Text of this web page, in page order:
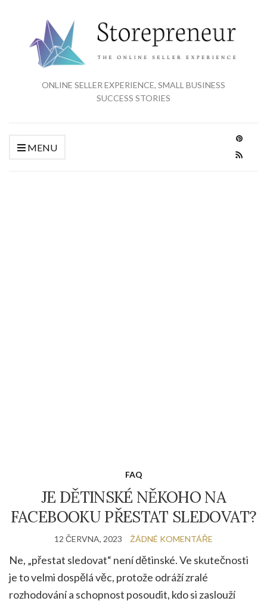
ONLINE SELLER EXPERIENCE, SMALL BUSINESS
SUCCESS STORIES
MENU
FAQ
JE DĚTINSKÉ NĚKOHO NA
FACEBOOKU PŘESTAT SLEDOVAT?
12 ČERVNA, 2023 ŽÁDNÉ KOMENTÁŘE
Ne, „přestat sledovat“ není dětinské. Ve skutečnosti
je to velmi dospělá věc, protože odráží zralé
rozhodování a schopnost posoudit, kdo si zaslouží